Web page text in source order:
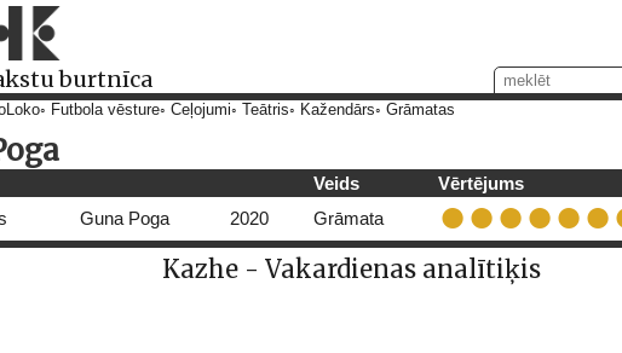
burtnīca
Futbola vēsture Ceļojumi Teātris Kažendārs Grāmatas
Veids
Vērtējums
Guna Poga 2020 Grāmata
Kazhe - Vakardienas analītiķis